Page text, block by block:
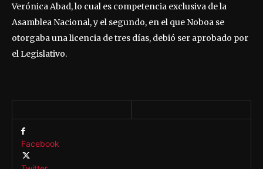
Verónica Abad, lo cual es competencia exclusiva de la
Asamblea Nacional, y el segundo, en el que Noboa se
otorgaba una licencia de tres días, debió ser aprobado por
el Legislativo.
Facebook